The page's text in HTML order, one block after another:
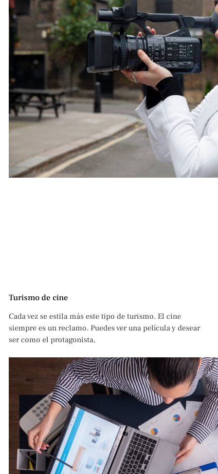
Turismo de cine
Cada vez se estila más este tipo de turismo. El cine
siempre es un reclamo. Puedes ver una película y desear
ser como el protagonista,